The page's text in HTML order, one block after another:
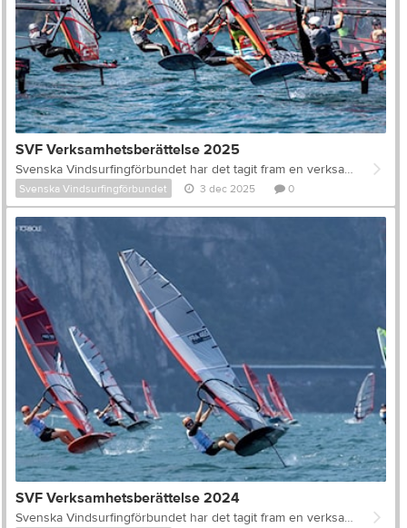
SVF Verksamhetsberättelse 2025
Svenska Vindsurfingförbundet har det tagit fram en verksamhetsberättelse för 2025 som innehåller information om ekonomi, medlemsantal och en sammanställning av tävlingar i Formula Foil, Speed och IQ Foil. Ni finner dokumentet här.
Svenska Vindsurfingförbundet 3 dec 2025 0
SVF Verksamhetsberättelse 2024
Svenska Vindsurfingförbundet har det tagit fram en verksamhetsberättelse för 2024 som innehåller information om ekonomi, medlemsantal och en sammanställning av tävlingar i Formula Foil, Speed och IQ Foil. Ni finner dokumentet här.